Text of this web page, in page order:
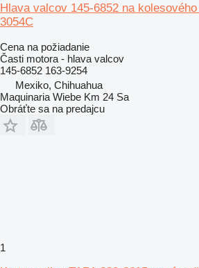
Hlava valcov 145-6852 na
3054C
Cena na požiadanie
Časti motora - hlava valcov
145-6852 163-9254
Mexiko, Chihuahua
Maquinaria Wiebe Km 24 Sa
Obráťte sa na predajcu
1